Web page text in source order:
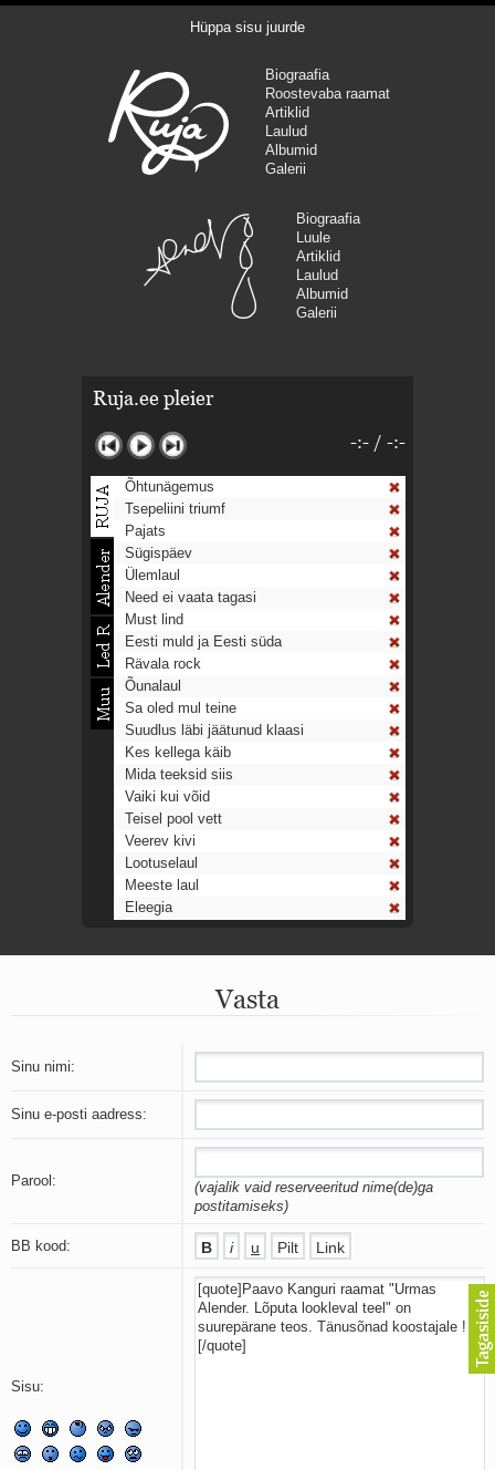
Hüppa sisu juurde
Biograafia
Roostevaba raamat
Artiklid
Laulud
Albumid
Galerii
Biograafia
Luule
Artiklid
Laulud
Albumid
Galerii
Ruja.ee pleier
-:- / -:-
Õhtunägemus
Tsepeliini triumf
Pajats
Sügispäev
Ülemlaul
Need ei vaata tagasi
Must lind
Eesti muld ja Eesti süda
Rävala rock
Õunalaul
Sa oled mul teine
Suudlus läbi jäätunud klaasi
Kes kellega käib
Mida teeksid siis
Vaiki kui võid
Teisel pool vett
Veerev kivi
Lootuselaul
Meeste laul
Eleegia
Ahtumine
Mu isamaa on minu arm
Ih-ih-hii ja ah-ah-haa
Päikeselapsed
Laul võimalusest
Nii vaikseks kõik on jäänud
Mis saab sellest loomusevalust
Avanemine
Põhi, lõuna, ida, lääs
Elupõline kaja
Kassimäng
Läänemere lained
Üle müüri
Vasta
Sinu nimi:
Sinu e-posti aadress:
Parool:
(vajalik vaid reserveeritud nime(de)ga
postitamiseks)
BB kood:
Sisu: